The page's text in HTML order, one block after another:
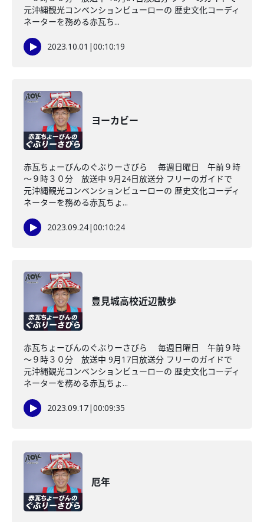
元沖縄観光コンベンションビューローの 歴史文化コーディ
ネーターを務める赤瓦ち...
2023.10.01 |00:10:19
ヨーカビー
赤瓦ちょーびんのぐぶりーさびら 毎週日曜日 午前９時
～９時３０分 放送中 9月24日放送分 フリーのガイドで
元沖縄観光コンベンションビューローの 歴史文化コーディ
ネーターを務める赤瓦ちょ...
2023.09.24|00:10:24
豊見城高校近辺散歩
赤瓦ちょーびんのぐぶりーさびら 毎週日曜日 午前９時
～９時３０分 放送中 9月17日放送分 フリーのガイドで
元沖縄観光コンベンションビューローの 歴史文化コーディ
ネーターを務める赤瓦ちょ...
2023.09.17|00:09:35
厄年